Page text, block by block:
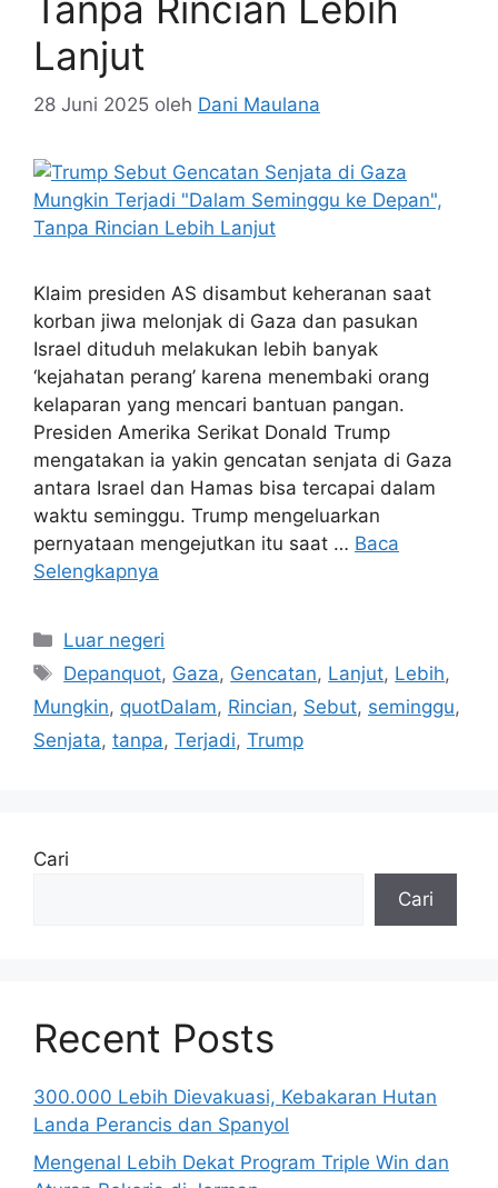
Lanjut
28 Juni 2025 oleh Dani Maulana
Klaim presiden AS disambut keheranan saat
korban jiwa melonjak di Gaza dan pasukan
Israel dituduh melakukan lebih banyak
‘kejahatan perang’ karena menembaki orang
kelaparan yang mencari bantuan pangan.
Presiden Amerika Serikat Donald Trump
mengatakan ia yakin gencatan senjata di Gaza
antara Israel dan Hamas bisa tercapai dalam
waktu seminggu. Trump mengeluarkan
pernyataan mengejutkan itu saat … Baca
Selengkapnya
Kategori
Luar negeri
Tag
Depanquot, Gaza, Gencatan, Lanjut, Lebih,
Mungkin, quotDalam, Rincian, Sebut, seminggu,
Senjata, tanpa, Terjadi, Trump
Cari
Cari
Recent Posts
300.000 Lebih Dievakuasi, Kebakaran Hutan
Landa Perancis dan Spanyol
Mengenal Lebih Dekat Program Triple Win dan